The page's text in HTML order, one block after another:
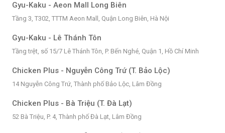
Gyu-Kaku - Aeon Mall Long Biên
Tầng 3, T302, TTTM Aeon Mall, Quận Long Biên, Hà Nội
Gyu-Kaku - Lê Thánh Tôn
Tầng trệt, số 15/7 Lê Thánh Tôn, P. Bến Nghé, Quận 1, Hồ Chí Minh
Chicken Plus - Nguyễn Công Trứ (T. Bảo Lộc)
14 Nguyễn Công Trứ, Thành phố Bảo Lộc, Lâm Đồng
Chicken Plus - Bà Triệu (T. Đà Lạt)
52 Bà Triệu, P. 4, Thành phố Đà Lạt, Lâm Đồng